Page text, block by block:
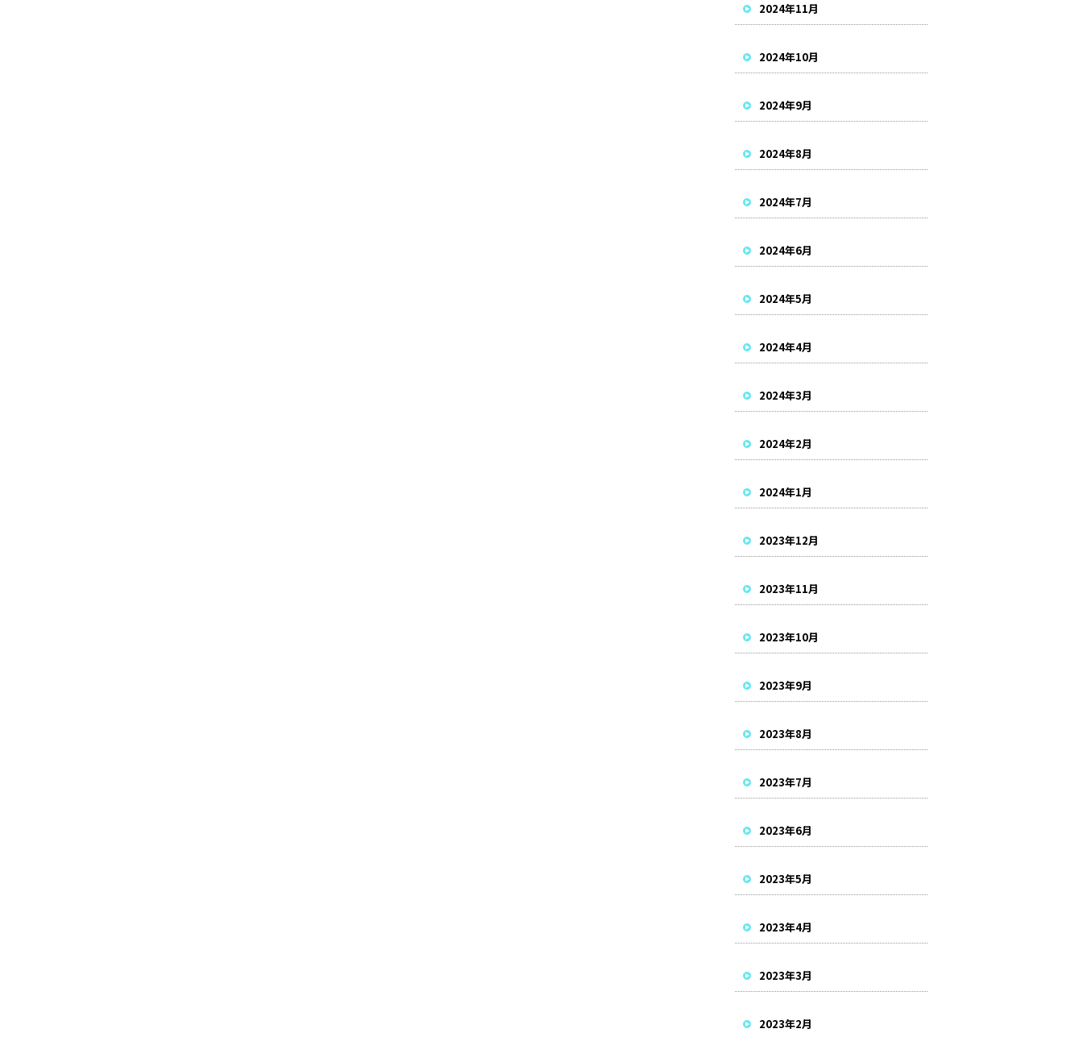
2024年11月
2024年10月
2024年9月
2024年8月
2024年7月
2024年6月
2024年5月
2024年4月
2024年3月
2024年2月
2024年1月
2023年12月
2023年11月
2023年10月
2023年9月
2023年8月
2023年7月
2023年6月
2023年5月
2023年4月
2023年3月
2023年2月